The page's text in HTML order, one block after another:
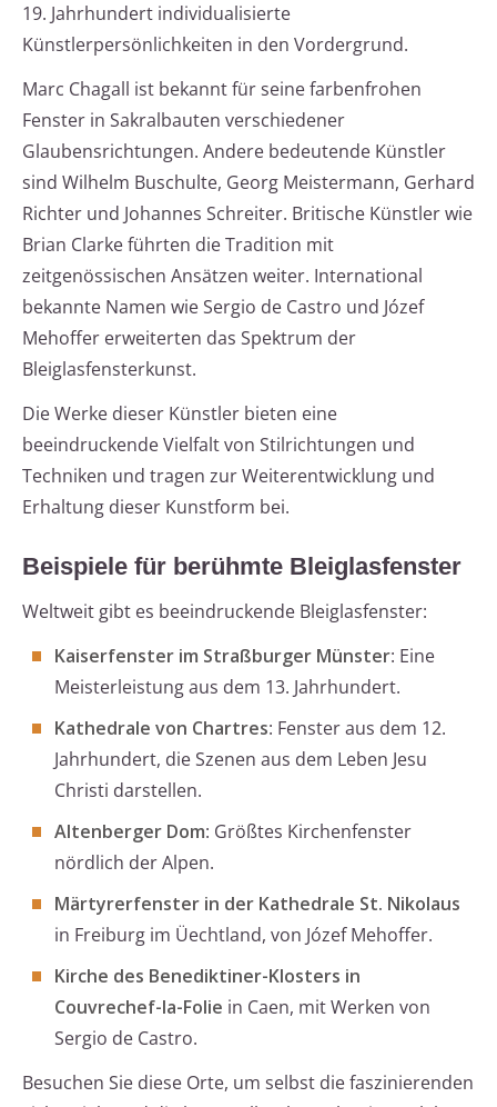
19. Jahrhundert individualisierte
Künstlerpersönlichkeiten in den Vordergrund.
Marc Chagall ist bekannt für seine farbenfrohen
Fenster in Sakralbauten verschiedener
Glaubensrichtungen. Andere bedeutende Künstler
sind Wilhelm Buschulte, Georg Meistermann, Gerhard
Richter und Johannes Schreiter. Britische Künstler wie
Brian Clarke führten die Tradition mit
zeitgenössischen Ansätzen weiter. International
bekannte Namen wie Sergio de Castro und Józef
Mehoffer erweiterten das Spektrum der
Bleiglasfensterkunst.
Die Werke dieser Künstler bieten eine
beeindruckende Vielfalt von Stilrichtungen und
Techniken und tragen zur Weiterentwicklung und
Erhaltung dieser Kunstform bei.
Beispiele für berühmte Bleiglasfenster
Weltweit gibt es beeindruckende Bleiglasfenster:
Kaiserfenster im Straßburger Münster: Eine
Meisterleistung aus dem 13. Jahrhundert.
Kathedrale von Chartres: Fenster aus dem 12.
Jahrhundert, die Szenen aus dem Leben Jesu
Christi darstellen.
Altenberger Dom: Größtes Kirchenfenster
nördlich der Alpen.
Märtyrerfenster in der Kathedrale St. Nikolaus
in Freiburg im Üechtland, von Józef Mehoffer.
Kirche des Benediktiner-Klosters in
Couvrechef-la-Folie in Caen, mit Werken von
Sergio de Castro.
Besuchen Sie diese Orte, um selbst die faszinierenden